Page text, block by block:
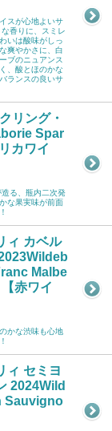
スが心地よいサ
香りに、スミレ
いは酸味がしっ
爽やかさに、白
ブのニュアンス
、酸とほのかな
ランスの良いサ
リング・
Spar
カワイ
る、瓶内二次発
な果実味が前面
ィ カベル
Malbe
赤ワイ
かな渋味も心地
ィ セミヨ
2024Wild
Sauvigno